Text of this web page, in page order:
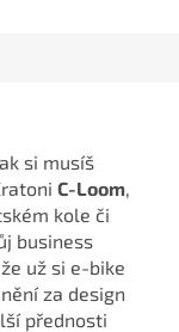
si musíš
C-Loom
kole či
business
už si e-bike
za design
přednosti